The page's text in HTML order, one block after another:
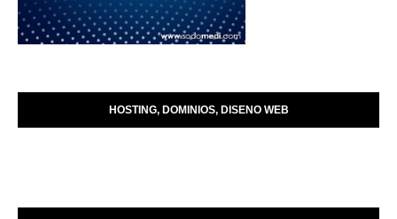
HOSTING, DOMINIOS, DISENO WEB